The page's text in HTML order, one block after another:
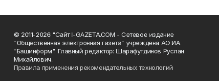
© 2011-2026 "Сайт I-GAZETA.COM - Сетевое издание
"Общественная электронная газета" учреждена АО ИА
"Башинформ". Главный редактор: Шарафутдинов Руслан
Михайлович.
Правила применения рекомендательных технологий